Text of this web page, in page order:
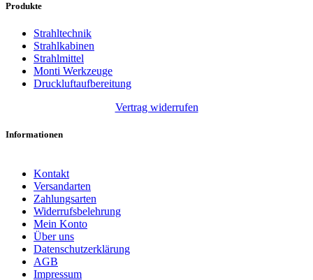
Produkte
Strahltechnik
Strahlkabinen
Strahlmittel
Monti Werkzeuge
Druckluftaufbereitung
Vertrag widerrufen
Informationen
Kontakt
Versandarten
Zahlungsarten
Widerrufsbelehrung
Mein Konto
Über uns
Datenschutzerklärung
AGB
Impressum